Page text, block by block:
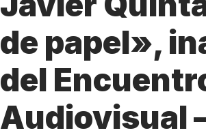
de papel»,
del
Audiovisual